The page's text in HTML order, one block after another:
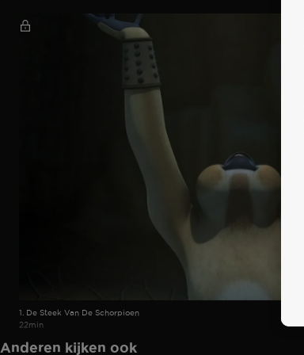
1. De Steek Van De Schorpioen
22min
Anderen kijken ook